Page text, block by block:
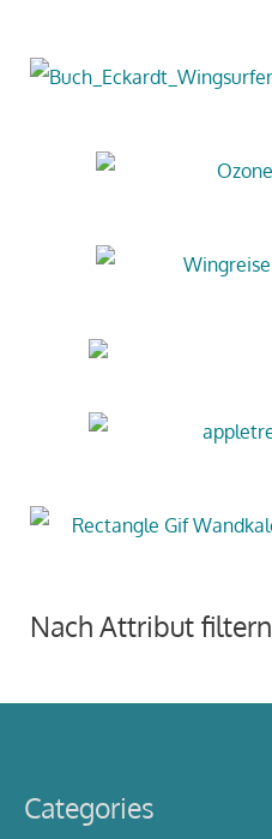
Nach Attribut filtern
Categories